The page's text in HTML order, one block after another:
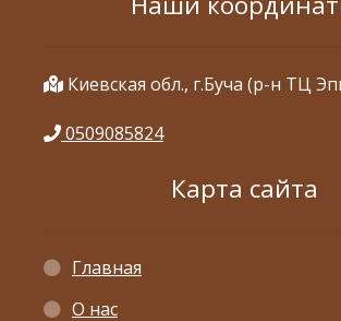
Киевская обл., г.Буча (р-н ТЦ
0509085824
Карта сайта
Главная
О нас